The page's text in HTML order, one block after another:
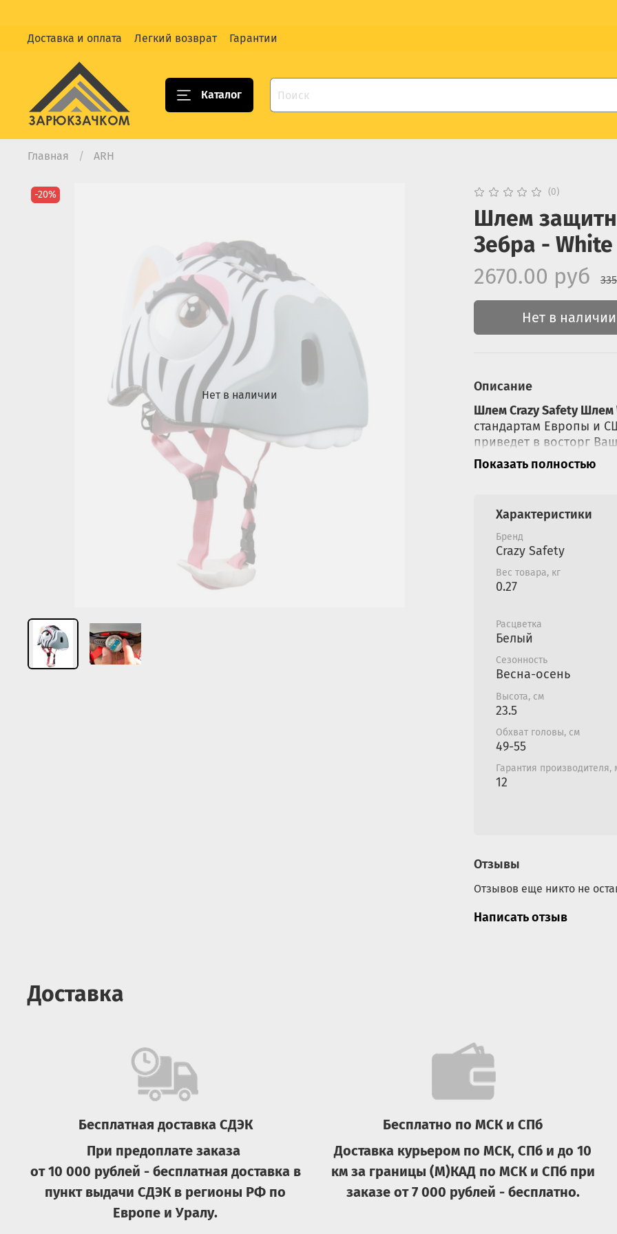
Доставка и оплата
Легкий возврат Гарантии
Каталог
Главная ARH
Нет в наличии
-20% (0)
Шлем
Зебра -
2670.00 руб
Нет в наличии
Описание
Шлем Crazy Safety Шлем
стандартам Европы и
приведет в восторг
Основное назначение
в колесо,
светодиодный
ребенку было
Размеры шлема
ширина 19,5 см x
Вес: 0,27 кг.
Показать полностью
Характеристики
Бренд
Crazy Safety
Вес товара, кг
0.27
Расцветка
Белый
Сезонность
Весна-осень
Высота, см
23.5
Обхват головы, см
49-55
Гарантия производителя,
12
Отзывы
Отзывов еще никто не
Написать отзыв
Доставка
Бесплатная доставка СДЭК
При предоплате заказа
от 10 000 рублей - бесплатная доставка в
пункт выдачи СДЭК в регионы РФ по
Европе и Уралу.
Бесплатно по МСК и СПб
Доставка курьером по МСК, СПб и до 10
км за границы (М)КАД по МСК и СПб при
заказе от 7 000 рублей - бесплатно.